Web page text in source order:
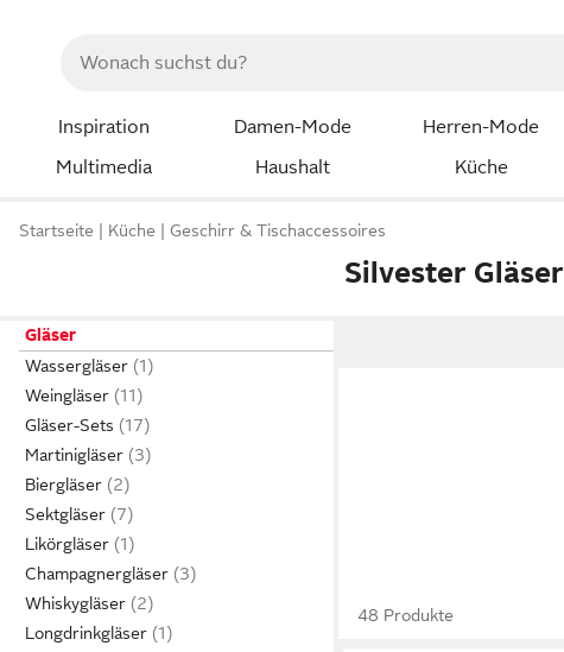
Inspiration Damen-Mode Herren-Mode
Multimedia
Haushalt Küche
Startseite Küche Geschirr & Tischaccessoires
Silvester Gläser
Gläser
Wassergläser
Weingläser
Gläser-Sets
Martinigläser
Biergläser
Sektgläser
Likörgläser
Champagnergläser
Whiskygläser
Longdrinkgläser
48 Produkte